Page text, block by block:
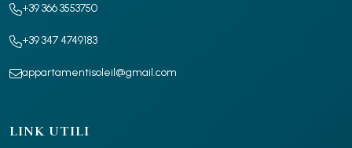
+39 366 3553750
+39 347 4749183
appartamentisoleil@gmail.com
LINK UTILI